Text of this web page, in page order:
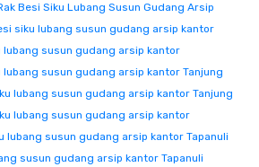
Besi Siku Lubang Susun Gudang Arsip
siku lubang susun gudang arsip kantor
lubang susun gudang arsip kantor
lubang susun gudang arsip kantor Tanjung
lubang susun gudang arsip kantor Tanjung
lubang susun gudang arsip kantor
lubang susun gudang arsip kantor Tapanuli
susun gudang arsip kantor Tapanuli